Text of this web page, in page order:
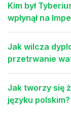
Kim był
wpłynął na
Jak wilcza
przetrwanie
Jak tworzy się
języku polskim?